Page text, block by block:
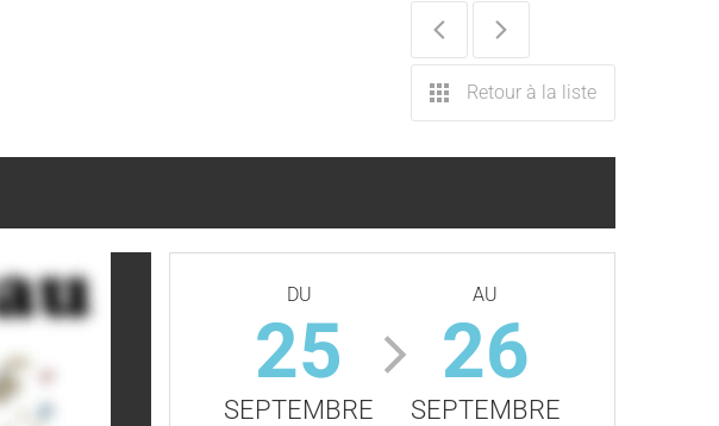
Retour à la liste
DU
25
SEPTEMBRE
AU
26
SEPTEMBRE